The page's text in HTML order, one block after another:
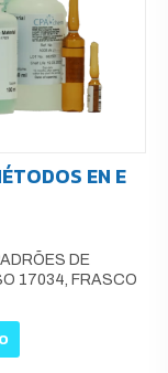
EN E
DE
17034, FRASCO